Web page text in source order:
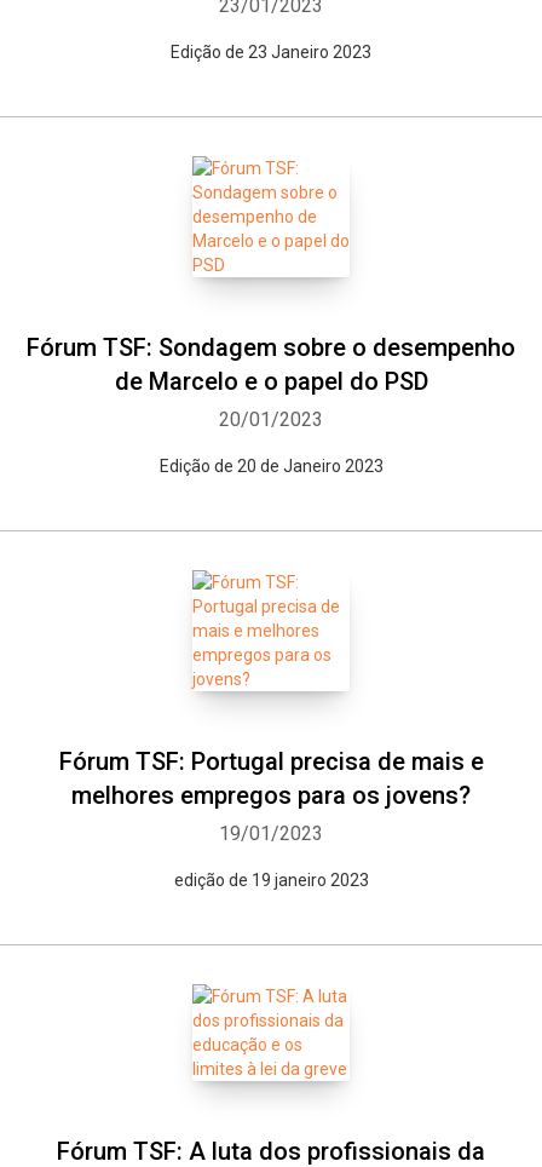
23/01/2023
Edição de 23 Janeiro 2023
Fórum TSF: Sondagem sobre o desempenho
de Marcelo e o papel do PSD
20/01/2023
Edição de 20 de Janeiro 2023
Fórum TSF: Portugal precisa de mais e
melhores empregos para os jovens?
19/01/2023
edição de 19 janeiro 2023
Fórum TSF: A luta dos profissionais da